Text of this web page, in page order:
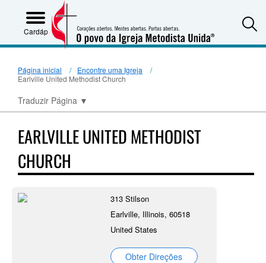
Cardápio
Página inicial
Encontre uma Igreja
Earlville United Methodist Church
Traduzir Página ▼
EARLVILLE UNITED METHODIST
CHURCH
313 Stilson
Earlville, Illinois, 60518
United States
Obter Direções